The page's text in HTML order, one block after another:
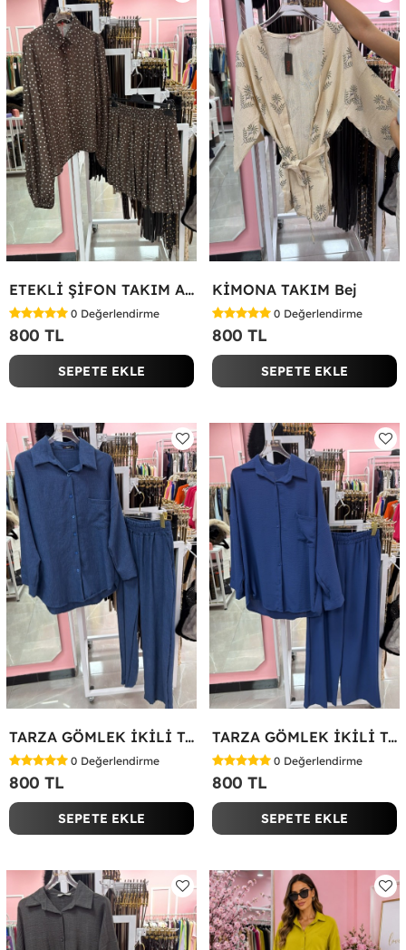
ETEKLİ ŞİFON TAKIM Acı Kahve
0 Değerlendirme
800 TL
SEPETE EKLE
KİMONA TAKIM Bej
0 Değerlendirme
800 TL
SEPETE EKLE
TARZA GÖMLEK İKİLİ TAKIM KOT KUMAŞ Mavi
0 Değerlendirme
800 TL
SEPETE EKLE
TARZA GÖMLEK İKİLİ TAKIM Lacivert
0 Değerlendirme
800 TL
SEPETE EKLE